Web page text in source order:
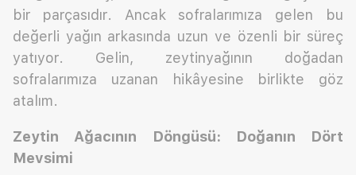
bir parçasıdır. Ancak sofralarımıza gelen bu
değerli yağın arkasında uzun ve özenli bir süreç
yatıyor. Gelin, zeytinyağının doğadan
sofralarımıza uzanan hikâyesine birlikte göz
atalım.
Zeytin Ağacının Döngüsü: Doğanın Dört
Mevsimi